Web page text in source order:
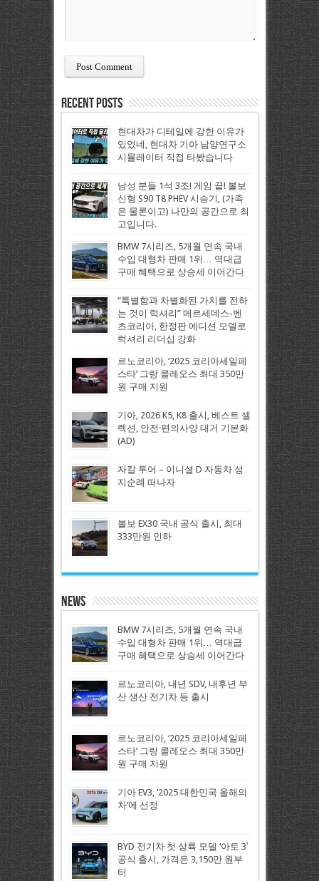
Recent Posts
현대차가 디테일에 강한 이유가
있었네, 현대차 기아 남양연구소
시뮬레이터 직접 타봤습니다
남성 분들 1석 3조! 게임 끝! 볼보
신형 S90 T8 PHEV 시승기, (가족
은 물론이고) 나만의 공간으로 최
고입니다.
BMW 7시리즈, 5개월 연속 국내
수입 대형차 판매 1위… 역대급
구매 혜택으로 상승세 이어간다
“특별함과 차별화된 가치를 전하
는 것이 럭셔리” 메르세데스-벤
츠코리아, 한정판 에디션 모델로
럭셔리 리더십 강화
르노코리아, ‘2025 코리아세일페
스타’ 그랑 콜레오스 최대 350만
원 구매 지원
기아, 2026 K5, K8 출시, 베스트 셀
렉션, 안전·편의사양 대거 기본화
(AD)
자칼 투어 – 이니셜 D 자동차 성
지순례 떠나자
볼보 EX30 국내 공식 출시, 최대
333만원 인하
News
BMW 7시리즈, 5개월 연속 국내
수입 대형차 판매 1위… 역대급
구매 혜택으로 상승세 이어간다
르노코리아, 내년 SDV, 내후년 부
산 생산 전기차 등 출시
르노코리아, ‘2025 코리아세일페
스타’ 그랑 콜레오스 최대 350만
원 구매 지원
기아 EV3, ‘2025 대한민국 올해의
차’에 선정
BYD 전기차 첫 상륙 모델 ‘아토 3′
공식 출시, 가격은 3,150만 원부
터